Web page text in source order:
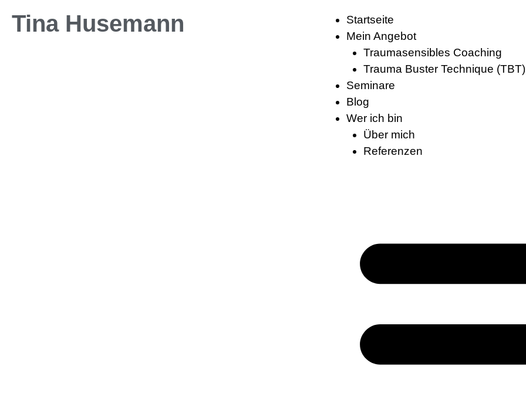
Tina Husemann
Startseite
Mein Angebot
Traumasensibles Coaching
Trauma Buster Technique (TBT)
Seminare
Blog
Wer ich bin
Über mich
Referenzen